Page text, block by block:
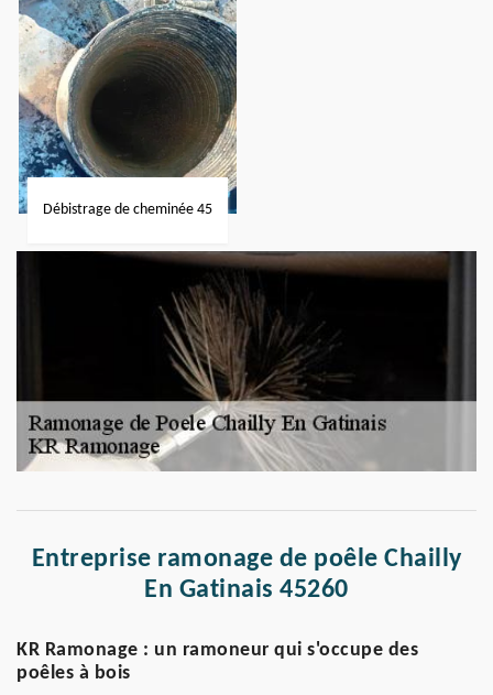
Débistrage de cheminée 45
Entreprise ramonage de poêle Chailly
En Gatinais 45260
KR Ramonage : un ramoneur qui s'occupe des
poêles à bois